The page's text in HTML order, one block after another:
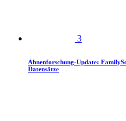
3
Ahnenforschung-Update:
Datensätze